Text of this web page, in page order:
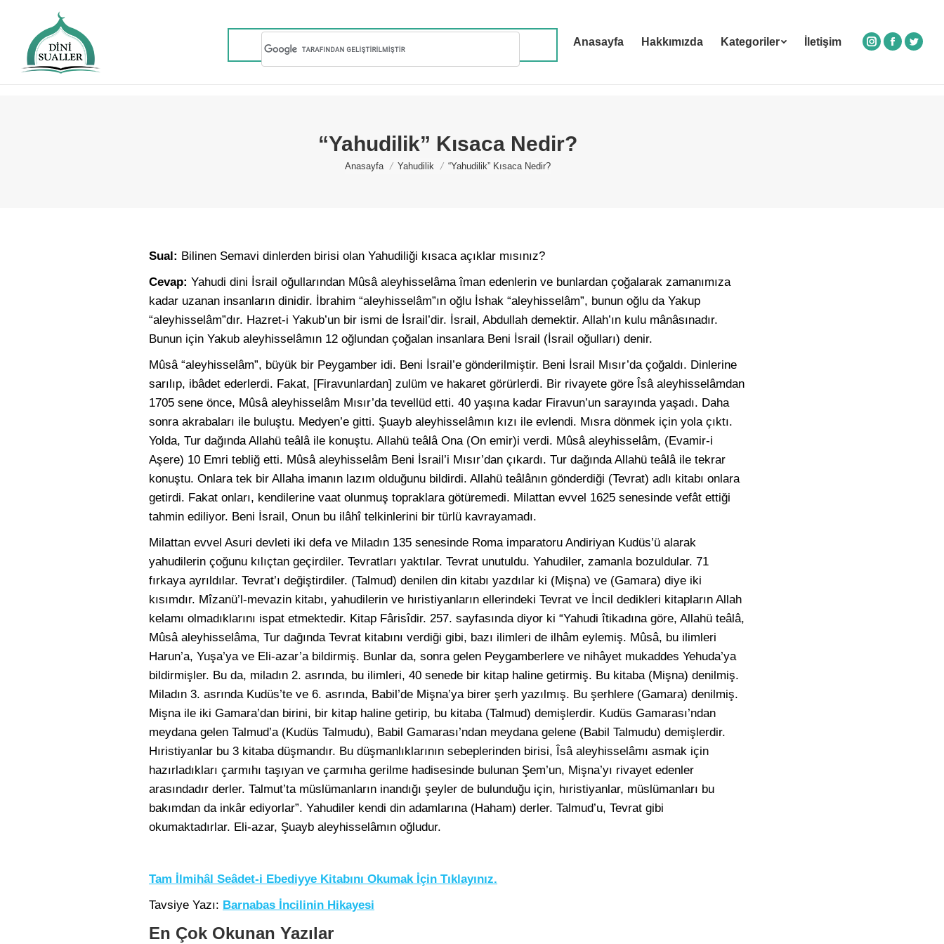
Anasayfa Hakkımızda Kategoriler İletişim
Instagram
Facebook
“Yahudilik” Kısaca Nedir?
You are here:
Anasayfa Yahudilik “Yahudilik” Kısaca Nedir?
Sual: Bilinen Semavi dinlerden birisi olan Yahudiliği kısaca açıklar mısınız?
Cevap: Yahudi dini İsrail oğullarından Mûsâ aleyhisselâma îman edenlerin ve bunlardan çoğalarak zamanımıza
kadar uzanan insanların dinidir. İbrahim “aleyhisselâm”ın oğlu İshak “aleyhisselâm”, bunun oğlu da Yakup
“aleyhisselâm”dır. Hazret-i Yakub’un bir ismi de İsrail’dir. İsrail, Abdullah demektir. Allah’ın kulu mânâsınadır.
Bunun için Yakub aleyhisselâmın 12 oğlundan çoğalan insanlara Beni İsrail (İsrail oğulları) denir.
Mûsâ “aleyhisselâm”, büyük bir Peygamber idi. Beni İsrail’e gönderilmiştir. Beni İsrail Mısır’da çoğaldı. Dinlerine
sarılıp, ibâdet ederlerdi. Fakat, [Firavunlardan] zulüm ve hakaret görürlerdi. Bir rivayete göre Îsâ aleyhisselâmdan
1705 sene önce, Mûsâ aleyhisselâm Mısır’da tevellüd etti. 40 yaşına kadar Firavun’un sarayında yaşadı. Daha
sonra akrabaları ile buluştu. Medyen’e gitti. Şuayb aleyhisselâmın kızı ile evlendi. Mısra dönmek için yola çıktı.
Yolda, Tur dağında Allahü teâlâ ile konuştu. Allahü teâlâ Ona (On emir)i verdi. Mûsâ aleyhisselâm, (Evamir-i
Aşere) 10 Emri tebliğ etti. Mûsâ aleyhisselâm Beni İsrail’i Mısır’dan çıkardı. Tur dağında Allahü teâlâ ile tekrar
konuştu. Onlara tek bir Allaha imanın lazım olduğunu bildirdi. Allahü teâlânın gönderdiği (Tevrat) adlı kitabı onlara
getirdi. Fakat onları, kendilerine vaat olunmuş topraklara götüremedi. Milattan evvel 1625 senesinde vefât ettiği
tahmin ediliyor. Beni İsrail, Onun bu ilâhî telkinlerini bir türlü kavrayamadı.
Milattan evvel Asuri devleti iki defa ve Miladın 135 senesinde Roma imparatoru Andiriyan Kudüs’ü alarak
yahudilerin çoğunu kılıçtan geçirdiler. Tevratları yaktılar. Tevrat unutuldu. Yahudiler, zamanla bozuldular. 71
fırkaya ayrıldılar. Tevrat’ı değiştirdiler. (Talmud) denilen din kitabı yazdılar ki (Mişna) ve (Gamara) diye iki
kısımdır. Mîzanü’l-mevazin kitabı, yahudilerin ve hıristiyanların ellerindeki Tevrat ve İncil dedikleri kitapların Allah
kelamı olmadıklarını ispat etmektedir. Kitap Fârisîdir. 257. sayfasında diyor ki “Yahudi îtikadına göre, Allahü teâlâ,
Mûsâ aleyhisselâma, Tur dağında Tevrat kitabını verdiği gibi, bazı ilimleri de ilhâm eylemiş. Mûsâ, bu ilimleri
Harun’a, Yuşa’ya ve Eli-azar’a bildirmiş. Bunlar da, sonra gelen Peygamberlere ve nihâyet mukaddes Yehuda’ya
bildirmişler. Bu da, miladın 2. asrında, bu ilimleri, 40 senede bir kitap haline getirmiş. Bu kitaba (Mişna) denilmiş.
Miladın 3. asrında Kudüs’te ve 6. asrında, Babil’de Mişna’ya birer şerh yazılmış. Bu şerhlere (Gamara) denilmiş.
Mişna ile iki Gamara’dan birini, bir kitap haline getirip, bu kitaba (Talmud) demişlerdir. Kudüs Gamarası’ndan
meydana gelen Talmud’a (Kudüs Talmudu), Babil Gamarası’ndan meydana gelene (Babil Talmudu) demişlerdir.
Hıristiyanlar bu 3 kitaba düşmandır. Bu düşmanlıklarının sebeplerinden birisi, Îsâ aleyhisselâmı asmak için
hazırladıkları çarmıhı taşıyan ve çarmıha gerilme hadisesinde bulunan Şem’un, Mişna’yı rivayet edenler
arasındadır derler. Talmut’ta müslümanların inandığı şeyler de bulunduğu için, hıristiyanlar, müslümanları bu
bakımdan da inkâr ediyorlar”. Yahudiler kendi din adamlarına (Haham) derler. Talmud’u, Tevrat gibi
okumaktadırlar. Eli-azar, Şuayb aleyhisselâmın oğludur.
Tam İlmihâl Seâdet-i Ebediyye Kitabını Okumak İçin Tıklayınız.
Tavsiye Yazı: Barnabas İncilinin Hikayesi
En Çok Okunan Yazılar